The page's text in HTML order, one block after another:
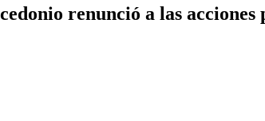
renunció a las acciones